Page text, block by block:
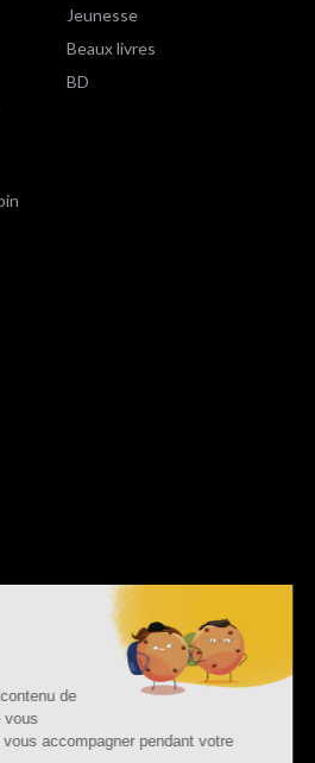
contenu de
vous
vous accompagner pendant votre
Jeunesse
Beaux livres
BD